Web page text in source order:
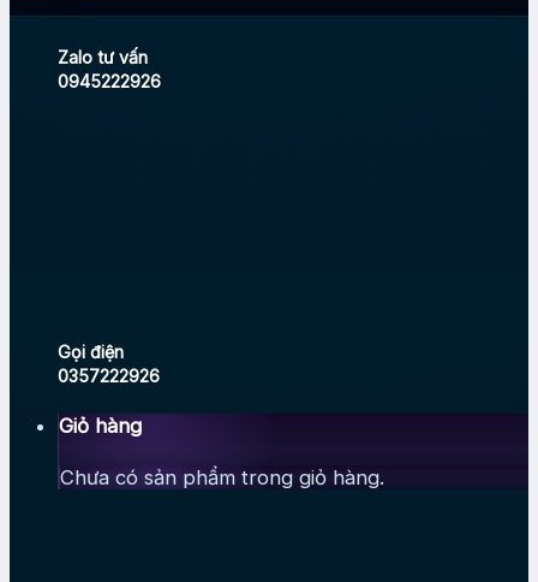
Zalo tư vấn
0945222926
Gọi điện
0357222926
Giỏ hàng
Chưa có sản phẩm trong giỏ hàng.